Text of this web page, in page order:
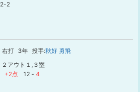
2-2
右打 3年 投手:秋好 勇飛
２アウト１,３塁
+2点
12 - 4